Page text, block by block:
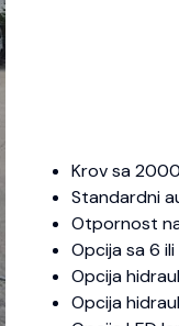
Krov sa
Standardni
Otpornost
Opcija sa 6
Opcija
Opcija